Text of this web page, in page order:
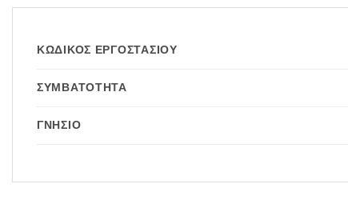
ΚΩΔΙΚΌΣ ΕΡΓΟΣΤΑΣΊΟΥ
ΣΥΜΒΑΤΌΤΗΤΑ
ΓΝΉΣΙΟ